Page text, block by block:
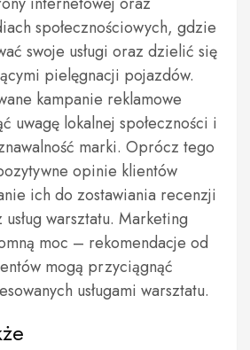
społecznościowych, gdzie
swoje usługi oraz dzielić się
pielęgnacji pojazdów.
kampanie reklamowe
uwagę lokalnej społeczności i
marki. Oprócz tego
opinie klientów
ich do zostawiania recenzji
warsztatu. Marketing
moc – rekomendacje od
mogą przyciągnąć
usługami warsztatu.